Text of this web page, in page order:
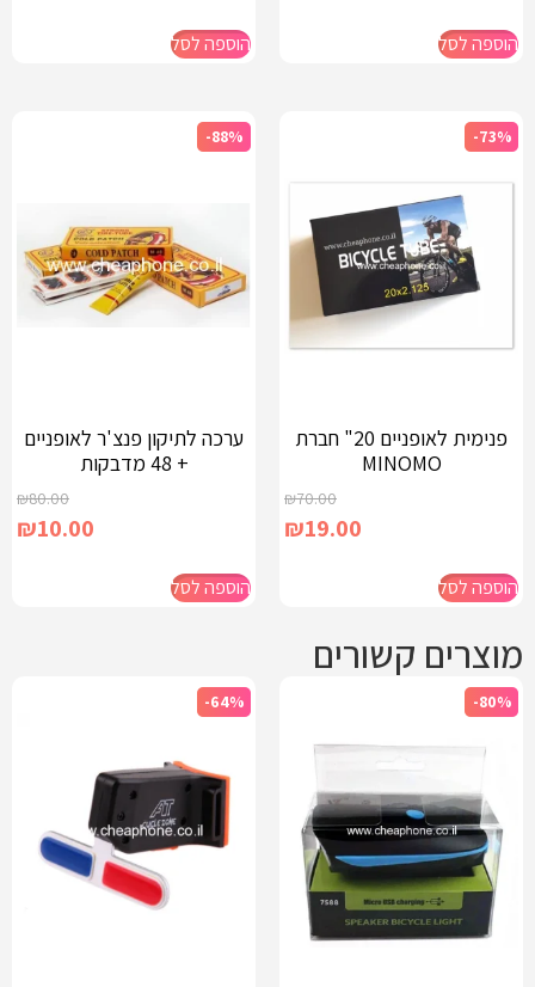
הוספה לסל הוספה לסל
-73%
פנימית לאופניים 20" חברת
MINOMO
₪70.00
₪19.00
הוספה לסל
-88%
ערכה לתיקון פנצ'ר לאופניים
+ 48 מדבקות
₪80.00
₪10.00
הוספה לסל
מוצרים קשורים
-80%
-64%